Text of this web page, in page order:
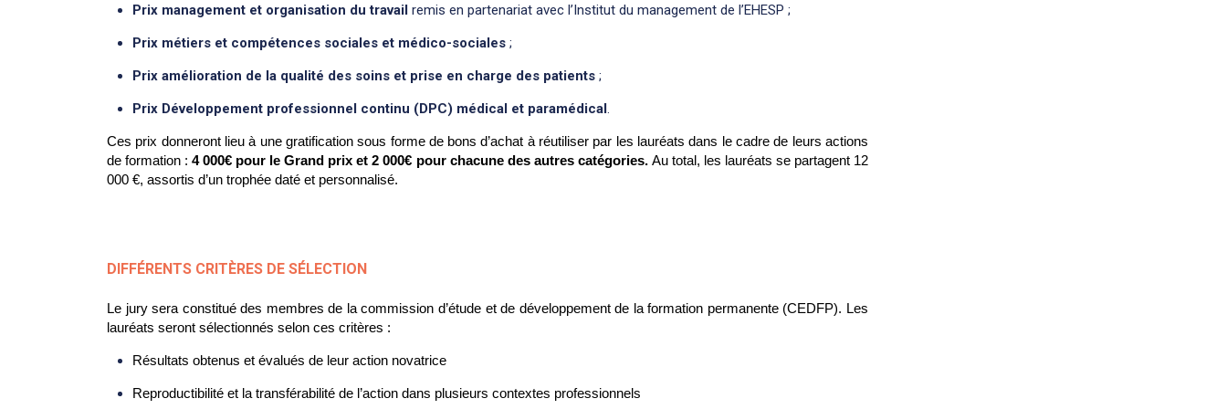
Prix management et organisation du travail remis en partenariat avec l’Institut du management de l’EHESP ;
Prix métiers et compétences sociales et médico-sociales ;
Prix amélioration de la qualité des soins et prise en charge des patients ;
Prix Développement professionnel continu (DPC) médical et paramédical.
Ces prix donneront lieu à une gratification sous forme de bons d’achat à réutiliser par les lauréats dans le cadre de leurs actions
de formation :4 000€ pour le Grand prix et 2 000€ pour chacune des autres catégories. Au total, les lauréats se partagent 12
000 €, assortis d’un trophée daté et personnalisé.
DIFFÉRENTS CRITÈRES DE SÉLECTION
Le jury sera constitué des membres de la commission d’étude et de développement de la formation permanente (CEDFP). Les
lauréats seront sélectionnés selon ces critères :
Résultats obtenus et évalués de leur action novatrice
Reproductibilité et la transférabilité de l’action dans plusieurs contextes professionnels